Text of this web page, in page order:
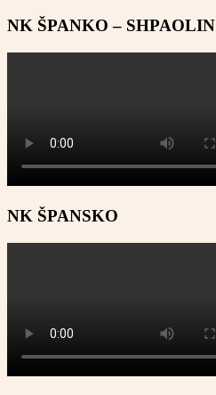
NK ŠPANKO – SHPAOLIN
NK ŠPANSKO